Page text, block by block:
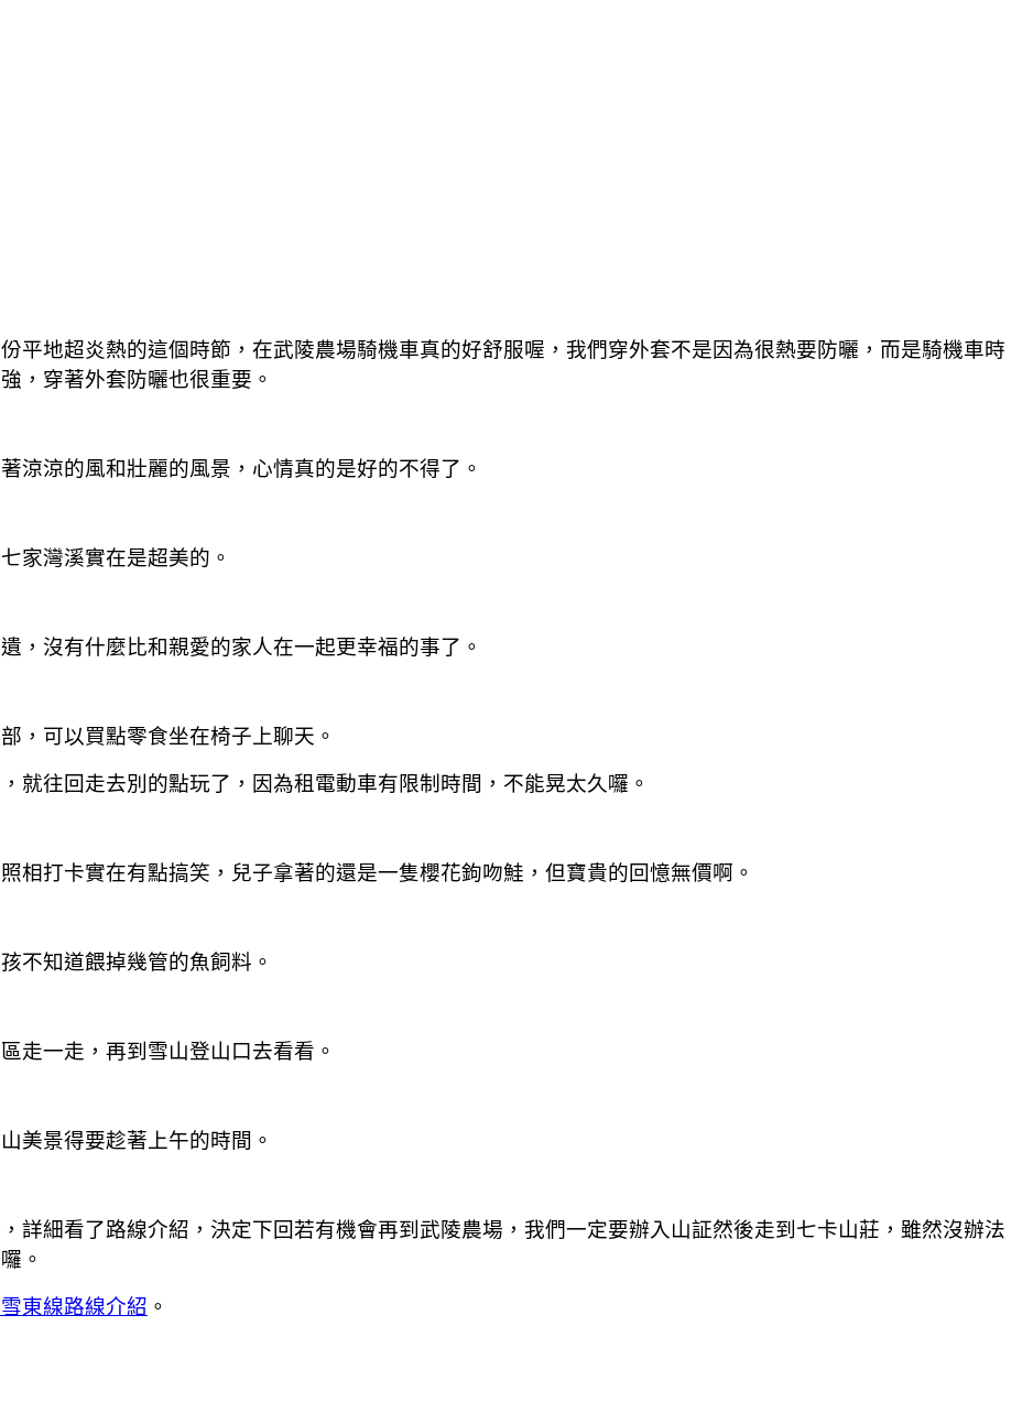
平地超炎熱的這個時節，在武陵農場騎機車真的好舒服喔，我們穿外套不是因為很熱要防曬，而是騎機車時
，穿著外套防曬也很重要。
涼涼的風和壯麗的風景，心情真的是好的不得了。
家灣溪實在是超美的。
，沒有什麼比和親愛的家人在一起更幸福的事了。
，可以買點零食坐在椅子上聊天。
就往回走去別的點玩了，因為租電動車有限制時間，不能晃太久囉。
相打卡實在有點搞笑，兒子拿著的還是一隻櫻花鉤吻鮭，但寶貴的回憶無價啊。
不知道餵掉幾管的魚飼料。
走一走，再到雪山登山口去看看。
美景得要趁著上午的時間。
詳細看了路線介紹，決定下回若有機會再到武陵農場，我們一定要辦入山証然後走到七卡山莊，雖然沒辦法
。
東線路線介紹 。